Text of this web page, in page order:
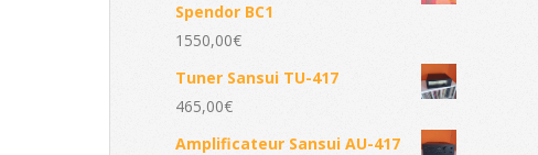
Spendor BC1
1550,00€
Tuner Sansui TU-417
465,00€
Amplificateur Sansui AU-417